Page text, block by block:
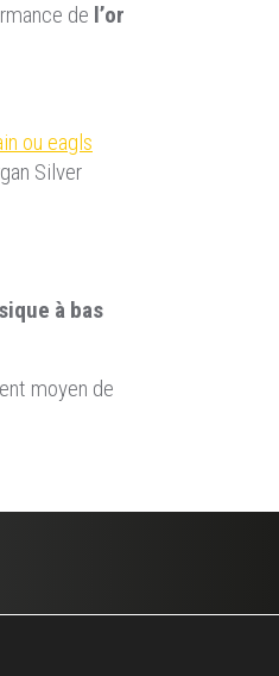
de l’or
ou eagls
Silver
à bas
moyen de